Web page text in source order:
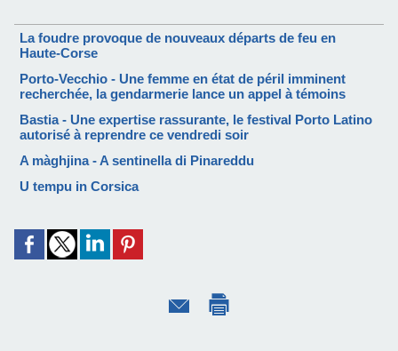
La foudre provoque de nouveaux départs de feu en
Haute-Corse
Porto-Vecchio - Une femme en état de péril imminent
recherchée, la gendarmerie lance un appel à témoins
Bastia - Une expertise rassurante, le festival Porto Latino
autorisé à reprendre ce vendredi soir
A màghjina - A sentinella di Pinareddu
U tempu in Corsica